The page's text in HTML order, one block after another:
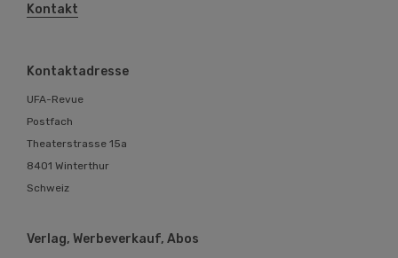
Kontakt
Kontaktadresse
UFA-Revue
Postfach
Theaterstrasse 15a
8401 Winterthur
Schweiz
Verlag, Werbeverkauf, Abos